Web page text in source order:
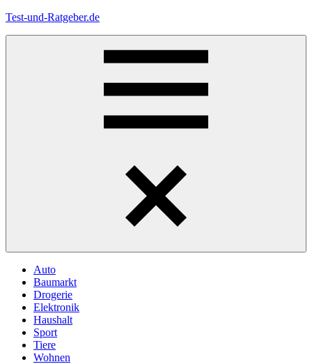
Zum
Test-und-Ratgeber.de
Auto
Baumarkt
Drogerie
Elektronik
Haushalt
Sport
Tiere
Wohnen